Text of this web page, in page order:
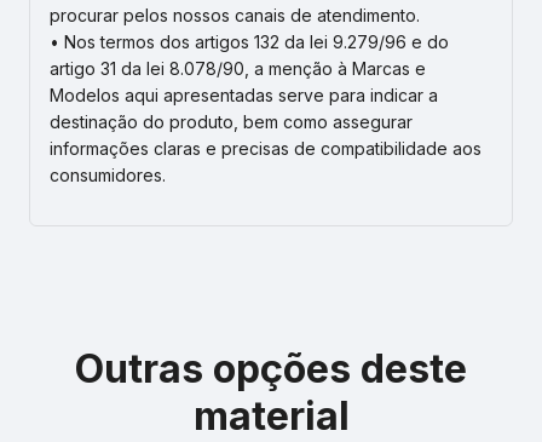
procurar pelos nossos canais de atendimento.
• Nos termos dos artigos 132 da lei 9.279/96 e do
artigo 31 da lei 8.078/90, a menção à Marcas e
Modelos aqui apresentadas serve para indicar a
destinação do produto, bem como assegurar
informações claras e precisas de compatibilidade aos
consumidores.
Outras opções deste
material